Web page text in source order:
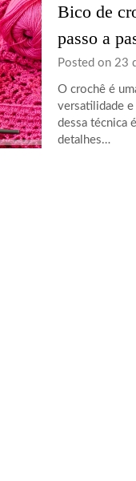
Bico de
passo a
Posted on 23
O crochê é
versatilidade e
dessa técnica
detalhes…